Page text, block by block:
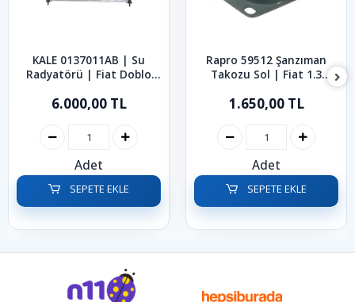
KALE 0137011AB | Su
Radyatörü | Fiat Doblo
6.000,00 TL
Adet
SEPETE EKLE
Rapro 59512 Şanzıman
Takozu Sol | Fiat 1.3
1.650,00 TL
Adet
SEPETE EKLE